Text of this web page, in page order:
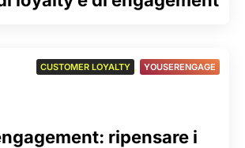
ripensare i
CUSTOMER LOYALTY , YOUSERENGAGE